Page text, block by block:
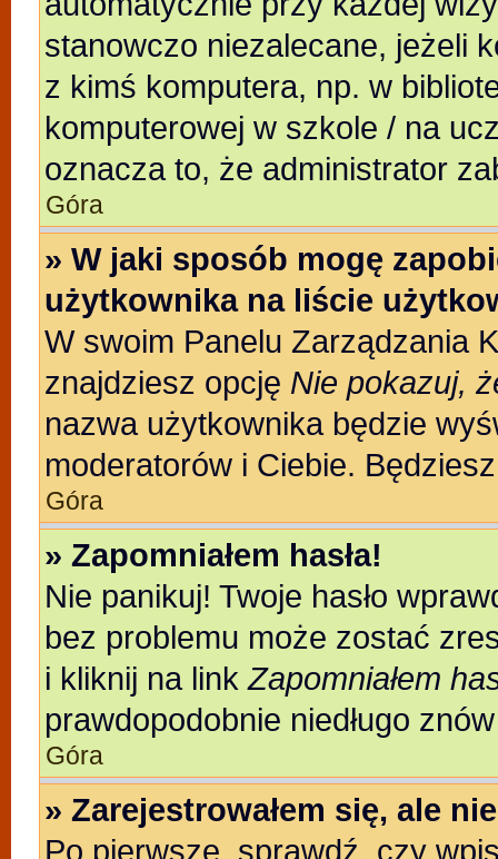
stanowczo niezalecane, jeżeli
z kimś komputera, np. w
komputerowej w szkole / na
oznacza to, że administrator
Góra
» W jaki sposób mogę
użytkownika na liście
W swoim Panelu Zarządzania
znajdziesz opcję Nie pokazuj,
nazwa użytkownika będzie
moderatorów i Ciebie.
Góra
» Zapomniałem hasła!
Nie panikuj! Twoje hasło
bez problemu może zostać
i kliknij na linkZapomniałem
prawdopodobnie niedługo
Góra
» Zarejestrowałem się, ale
Po pierwsze, sprawdź, czy